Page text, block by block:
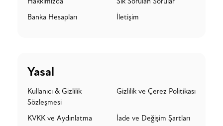
Banka Hesapları
İletişim
Yasal
Kullanıcı & Gizlilik
Sözleşmesi
Gizlilik ve Çerez Politikası
KVKK ve Aydınlatma
İade ve Değişim Şartları